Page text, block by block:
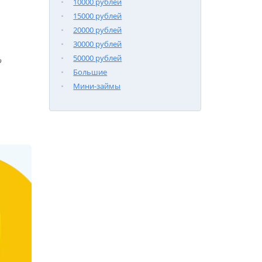
15000 рублей
20000 рублей
30000 рублей
50000 рублей
Большие
Мини-займы